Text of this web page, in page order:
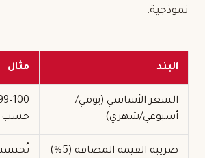
نموذجية:
البند مثال
السعر الأساسي (يومي/
أسبوعي/شهري)
حسب
ضريبة القيمة المضافة (5%)